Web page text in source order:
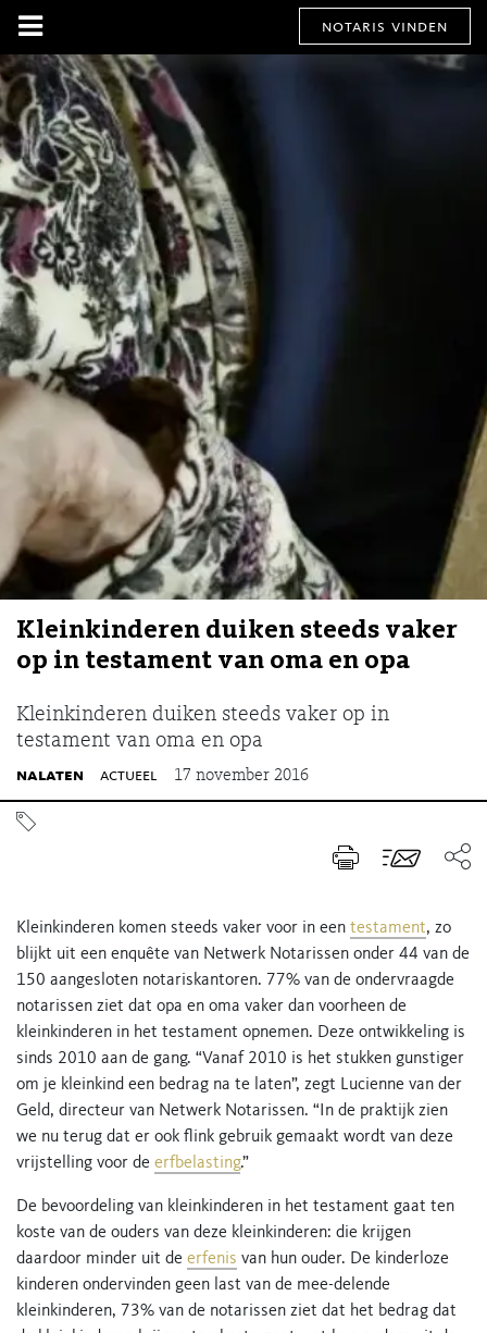
notaris vinden
Kleinkinderen duiken steeds vaker
op in testament van oma en opa
Kleinkinderen duiken steeds vaker op in
testament van oma en opa
nalaten actueel 17 november 2016
Kleinkinderen komen steeds vaker voor in een testament, zo
blijkt uit een enquête van Netwerk Notarissen onder 44 van de
150 aangesloten notariskantoren. 77% van de ondervraagde
notarissen ziet dat opa en oma vaker dan voorheen de
kleinkinderen in het testament opnemen. Deze ontwikkeling is
sinds 2010 aan de gang. “Vanaf 2010 is het stukken gunstiger
om je kleinkind een bedrag na te laten”, zegt Lucienne van der
Geld, directeur van Netwerk Notarissen. “In de praktijk zien
we nu terug dat er ook flink gebruik gemaakt wordt van deze
vrijstelling voor de erfbelasting.”
De bevoordeling van kleinkinderen in het testament gaat ten
koste van de ouders van deze kleinkinderen: die krijgen
daardoor minder uit de erfenis van hun ouder. De kinderloze
kinderen ondervinden geen last van de mee-delende
kleinkinderen, 73% van de notarissen ziet dat het bedrag dat